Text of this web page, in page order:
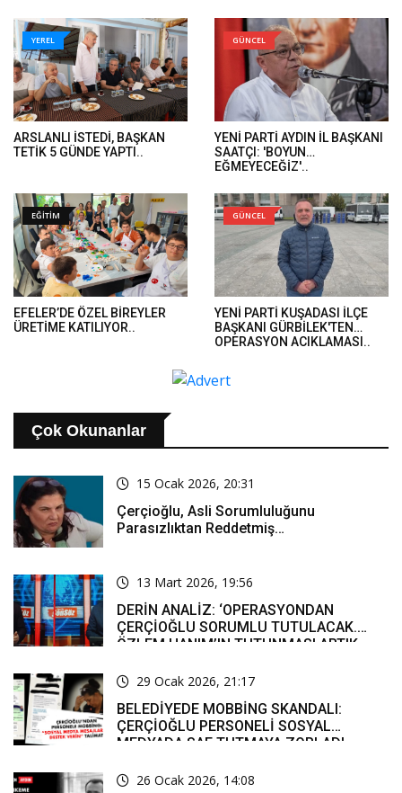
VERECEK..
YEREL
ARSLANLI İSTEDİ, BAŞKAN
TETİK 5 GÜNDE YAPTI..
GÜNCEL
YENİ PARTİ AYDIN İL BAŞKANI
SAATÇI: 'BOYUN
EĞMEYECEĞİZ'..
EĞİTİM
EFELER’DE ÖZEL BİREYLER
ÜRETİME KATILIYOR..
GÜNCEL
YENİ PARTİ KUŞADASI İLÇE
BAŞKANI GÜRBİLEK'TEN
OPERASYON AÇIKLAMASI..
Çok Okunanlar
15 Ocak 2026, 20:31
Çerçioğlu, Asli Sorumluluğunu
Parasızlıktan Reddetmiş…
13 Mart 2026, 19:56
DERİN ANALİZ: ‘OPERASYONDAN
ÇERÇİOĞLU SORUMLU TUTULACAK.
ÖZLEM HANIM’IN TUTUNMASI ARTIK
29 Ocak 2026, 21:17
BELEDİYEDE MOBBİNG SKANDALI:
ÇERÇİOĞLU PERSONELİ SOSYAL
MEDYADA SAF TUTMAYA ZORLADI
26 Ocak 2026, 14:08